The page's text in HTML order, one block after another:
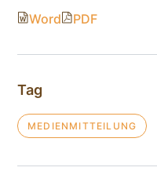
Word PDF
Tag
MEDIENMITTEILUNG